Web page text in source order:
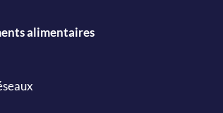
alimentaires